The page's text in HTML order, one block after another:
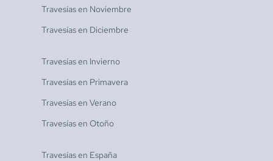
Travesías en Noviembre
Travesías en Diciembre
Travesías en Invierno
Travesías en Primavera
Travesías en Verano
Travesías en Otoño
Travesías en España